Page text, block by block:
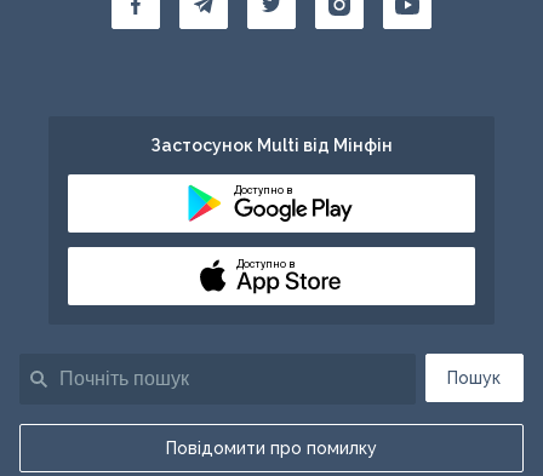
Пошук
Повідомити про помилку
Застосунок Multi від Мінфін
Доступно в
Доступно в